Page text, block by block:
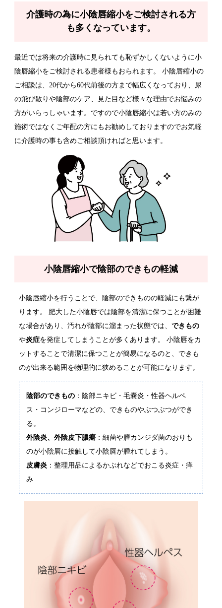
介護時の為に小陰唇縮小をご検討される方
も多くなっています。
最近では将来の介護時に見られても恥ずかしくないように小
陰唇縮小をご検討される患者様もおられます。 小陰唇縮小の
ご相談は、20代から60代前後の方まで幅広くなっており、尿
の飛び散りや陰部のケア、見た目など様々な理由でお悩みの
方がいらっしゃいます。ですので小陰唇縮小は若い方のみの
施術ではなくご年配の方にもお勧めしておりますのでお気軽
に介護時の事も含めご相談頂ければと思います。
小陰唇縮小で陰部のできもの軽減
小陰唇縮小を行うことで、陰部のできものの軽減にも繋が
ります。 肥大した小陰唇では陰部を清潔に保つことが困難
な場合があり、汚れが陰部に溜まった状態では、できもの
や炎症を発症してしまうことが多くあります。 小陰唇をカ
ットすることで清潔に保つことが簡易になるのと、できも
のが出来る範囲を物理的に狭めることが可能になります。
陰部のできもの ：陰部ニキビ・毛嚢炎・性器ヘルペ
ス・コンジローマなどの、できものやぶつぶつができ
る。
外陰炎、外陰皮下膿瘍 ：細菌や膣カンジダ菌のおりも
のが小陰唇に接触して小陰唇が腫れてしまう。
皮膚炎 ：整理用品によるかぶれなどでおこる炎症・痒
み